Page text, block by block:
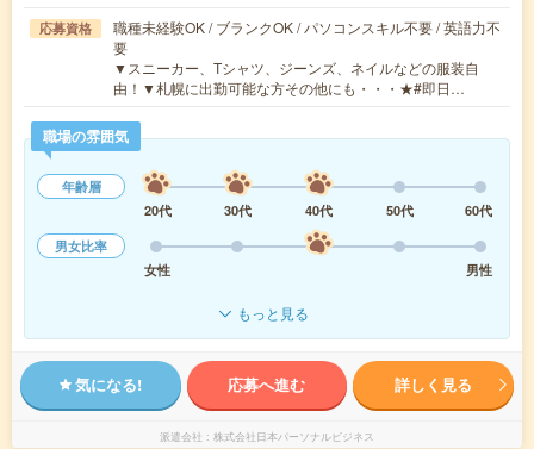
応募資格
職種未経験OK / ブランクOK / パソコンスキル不要 / 英語力不
要
▼スニーカー、Tシャツ、ジーンズ、ネイルなどの服装自
由！▼札幌に出勤可能な方その他にも・・・★#即日…
職場の雰囲気
年齢層
20代
30代 40代 50代
60代
男女比率
女性
男性
もっと見る
気になる! 応募へ進む 詳しく見る
派遣会社 株式会社日本パーソナルビジネス